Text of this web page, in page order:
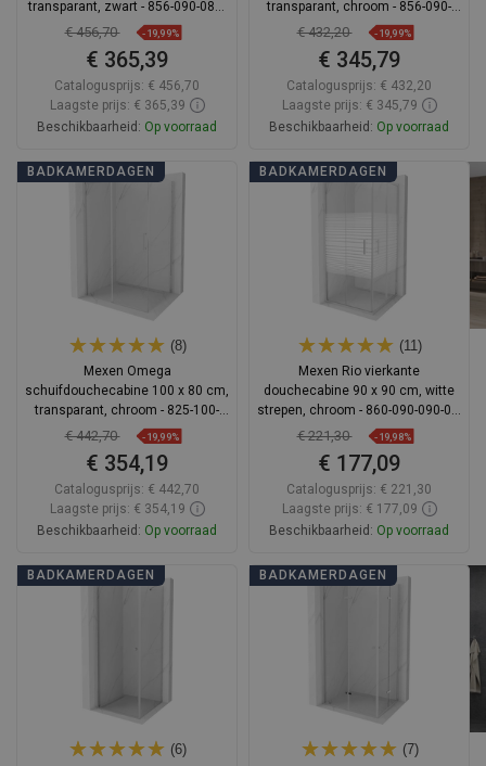
transparant, zwart - 856-090-080-
70-00-02
€ 456,70 -19,99%
€ 365,39
Catalogusprijs: € 456,70
Laagste prijs: € 365,39
Beschikbaarheid: Op voorraad
In winkelwagen
transparant, chroom - 856-090-
080-02-00
€ 432,20 -19,99%
€ 345,79
Catalogusprijs: € 432,20
Laagste prijs: € 345,79
Beschikbaarheid: Op voorraad
In winkelwagen
BADKAMERDAGEN
(8)
Mexen Omega
schuifdouchecabine 100 x 80 cm,
transparant, chroom - 825-100-
080-01-00
€ 442,70 -19,99%
€ 354,19
Catalogusprijs: € 442,70
Laagste prijs: € 354,19
Beschikbaarheid: Op voorraad
In winkelwagen
BADKAMERDAGEN
(11)
Mexen Rio vierkante
douchecabine 90 x 90 cm, witte
strepen, chroom - 860-090-090-01-
€ 221,30 -19,98%
€ 177,09
Catalogusprijs: € 221,30
Laagste prijs: € 177,09
Beschikbaarheid: Op voorraad
In winkelwagen
BADKAMERDAGEN
(6)
BADKAMERDAGEN
(7)